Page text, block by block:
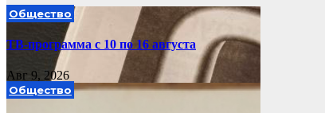
Общество
ТВ-программа с 10 по 16 августа
Авг 9, 2026
Общество